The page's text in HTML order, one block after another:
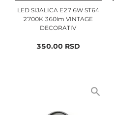
LED SIJALICA E27 6W ST64
2700K 360lm VINTAGE
DECORATIV
350.00RSD